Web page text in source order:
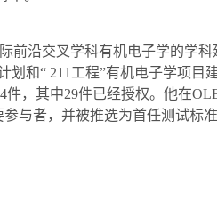
前沿交叉学科有机电子学的学
划和“ 211 工程”有机电子学项目
件，其中29件已经授权。他在
与者，并被推选为首任测试标